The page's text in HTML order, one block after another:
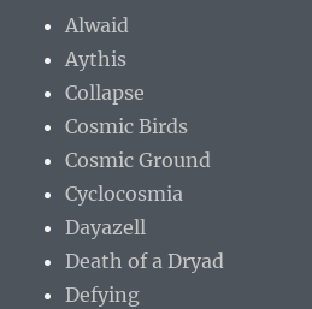
Alwaid
Aythis
Collapse
Cosmic Birds
Cosmic Ground
Cyclocosmia
Dayazell
Death of a Dryad
Defying